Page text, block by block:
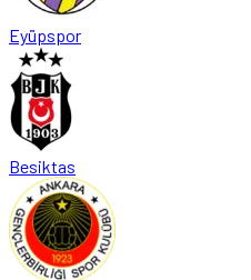
Eyüpspor
Besiktas